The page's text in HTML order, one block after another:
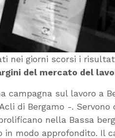
nei giorni scorsi i
del mercato del
campagna sul lavoro a
di Bergamo -. Servono
nella Bassa
modo approfondito. Il